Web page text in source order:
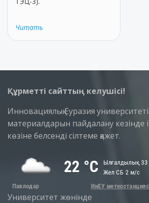
Читать
Құрметті сайттың келушісі!
Инновациялық Еуразия
материалдарын пайдалану кезінде
көзіне белсенді сілтеме қажет.
Университет жөнінде